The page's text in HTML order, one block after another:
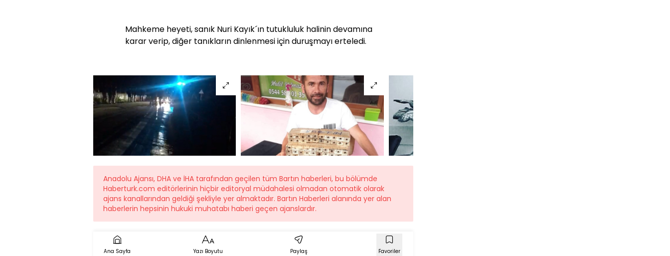
Mahkeme heyeti, sanık Nuri Kayık´ın tutukluluk halinin devamına
karar verip, diğer tanıkların dinlenmesi için duruşmayı erteledi.
Anadolu Ajansı, DHA ve İHA tarafından geçilen tüm Bartın haberleri, bu bölümde
Haberturk.com editörlerinin hiçbir editoryal müdahalesi olmadan otomatik olarak
ajans kanallarından geldiği şekliyle yer almaktadır. Bartın Haberleri alanında yer alan
haberlerin hepsinin hukuki muhatabı haberi geçen ajanslardır.
Ana Sayfa Yazı Boyutu Paylaş Favoriler